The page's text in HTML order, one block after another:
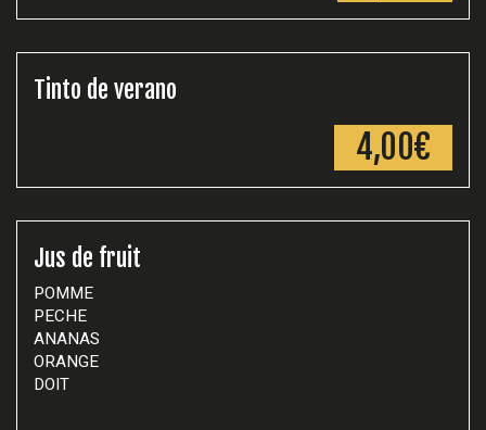
Tinto de verano
4,00€
Jus de fruit
POMME
PECHE
ANANAS
ORANGE
DOIT